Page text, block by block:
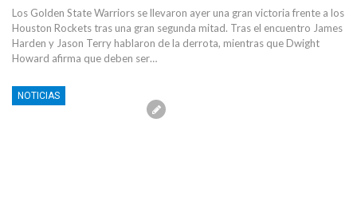
Los Golden State Warriors se llevaron ayer una gran victoria frente a los
Houston Rockets tras una gran segunda mitad. Tras el encuentro James
Harden y Jason Terry hablaron de la derrota, mientras que Dwight
Howard afirma que deben ser…
NOTICIAS